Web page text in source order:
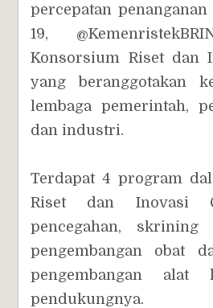
percepatan
19,
Konsorsium Riset dan
yang beranggotakan
lembaga pemerintah,
dan industri.
Terdapat 4 program
Riset dan Inovasi
pencegahan, skrining
pengembangan obat
pengembangan alat
pendukungnya.